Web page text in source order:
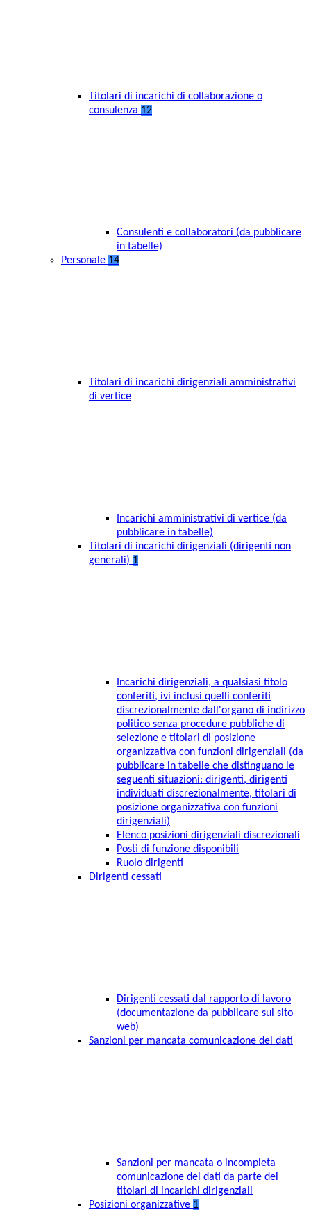
Titolari di incarichi di collaborazione o
consulenza 12
Consulenti e collaboratori (da pubblicare
in tabelle)
Personale 14
Titolari di incarichi dirigenziali amministrativi
di vertice
Incarichi amministrativi di vertice (da
pubblicare in tabelle)
Titolari di incarichi dirigenziali (dirigenti non
generali) 1
Incarichi dirigenziali, a qualsiasi titolo
conferiti, ivi inclusi quelli conferiti
discrezionalmente dall'organo di indirizzo
politico senza procedure pubbliche di
selezione e titolari di posizione
organizzativa con funzioni dirigenziali (da
pubblicare in tabelle che distinguano le
seguenti situazioni: dirigenti, dirigenti
individuati discrezionalmente, titolari di
posizione organizzativa con funzioni
dirigenziali)
Elenco posizioni dirigenziali discrezionali
Posti di funzione disponibili
Ruolo dirigenti
Dirigenti cessati
Dirigenti cessati dal rapporto di lavoro
(documentazione da pubblicare sul sito
web)
Sanzioni per mancata comunicazione dei dati
Sanzioni per mancata o incompleta
comunicazione dei dati da parte dei
titolari di incarichi dirigenziali
Posizioni organizzative 1